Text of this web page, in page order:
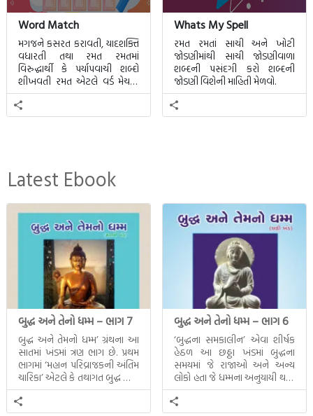
Word Match
મગજને કસરત કરાવતી, યાદશક્તિ
વધારતી તથા રમત રમતમાં
વિરુદ્ધાર્થી કે પર્યાપવાચી શબ્દો
શીખવતી રમત એટલે વર્ડ મેચમાં.
આ રમતમાં 20 બ્લોક પાછળ 20
શબ્દો છુપાયેલા હશે.
Whats My Spell
રમત રમતાં સાચી અને ખોટી
જોડણીમાંથી સાચી જોડણીવાળા
શબ્દની પસંદગી કરો શબ્દની
જોડણી વિશેની માહિતી મેળવો.
Latest Ebook
બુદ્ધ અને તેનો ધમ્મ – ભાગ 7
બુદ્ધ અને તેમનો ધમ્મ’ ગ્રંથના આ
સાતમાં ખંડમાં ત્રણ ભાગ છે. પ્રથમ
ભાગમાં ‘મહાન પરિવ્રાજકની અંતિમ
ચારિકા’ એટલે કે તથાગત બુદ્ધ સાથે
સતત પરિભ્રમણ કરતા સહચારીઓ
સાથે ફરી એકવારની
બુદ્ધ અને તેનો ધમ્મ – ભાગ 6
‘બુદ્ધના સમકાલીન’ એવા શીર્ષક
હેઠળ આ છઠ્ઠા ખંડમાં બુદ્ધના
સમયમાં જે રાજાઓ અને અન્ય
લોકો હતા જે ધમ્મના અનુયાયી થયા.
તેમનો અને બુદ્ધ વચ્ચે થયેલો
સત્સંગ વીશે જાણકારી મળે છે.